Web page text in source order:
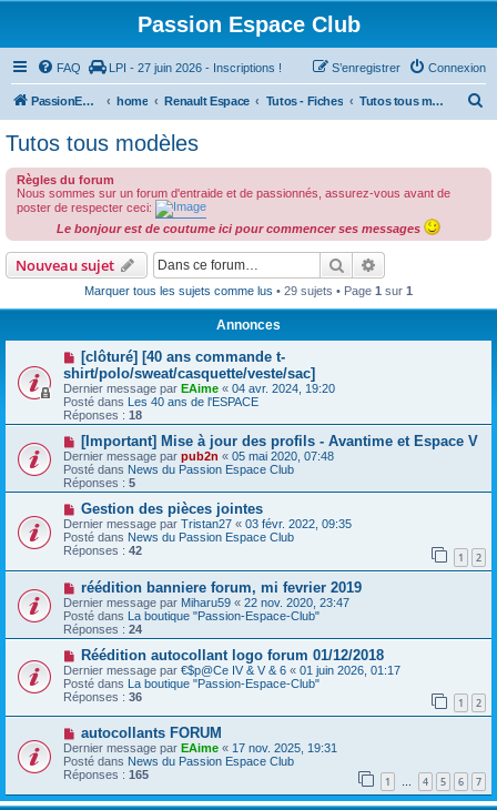
Passion Espace Club
FAQ LPI - 27 juin 2026 - Inscriptions ! Connexion
S’enregistrer
PassionEspaceClub home Renault Espace Tutos - Fiches Tutos tous modèles
e
r
Tutos tous modèles
Règles du forum
Nous sommes sur un forum d'entraide et de passionnés, assurez-vous avant de
poster de respecter ceci:
Le bonjour est de coutume ici pour commencer ses messages
Nouveau sujet Rechercher
Marquer tous les sujets comme lus • 29 sujets • Page 1 sur 1
Annonces
[clôturé] [40 ans commande t-
shirt/polo/sweat/casquette/veste/sac]
Dernier message par EAime « 04 avr. 2024, 19:20
Posté dans Les 40 ans de l'ESPACE
Réponses : 18
[Important] Mise à jour des profils - Avantime et Espace V
Dernier message par pub2n « 05 mai 2020, 07:48
Posté dans News du Passion Espace Club
Réponses : 5
Gestion des pièces jointes
Dernier message par Tristan27 « 03 févr. 2022, 09:35
Posté dans News du Passion Espace Club
Réponses : 42 1 2
réédition banniere forum, mi fevrier 2019
Dernier message par Miharu59 « 22 nov. 2020, 23:47
Posté dans La boutique "Passion-Espace-Club"
Réponses : 24
Réédition autocollant logo forum 01/12/2018
Dernier message par €$p@Ce IV & V & 6 « 01 juin 2026, 01:17
Posté dans La boutique "Passion-Espace-Club"
Réponses : 36 1 2
autocollants FORUM
Dernier message par EAime « 17 nov. 2025, 19:31
Posté dans News du Passion Espace Club
Réponses : 165 1 … 4 5 6 7